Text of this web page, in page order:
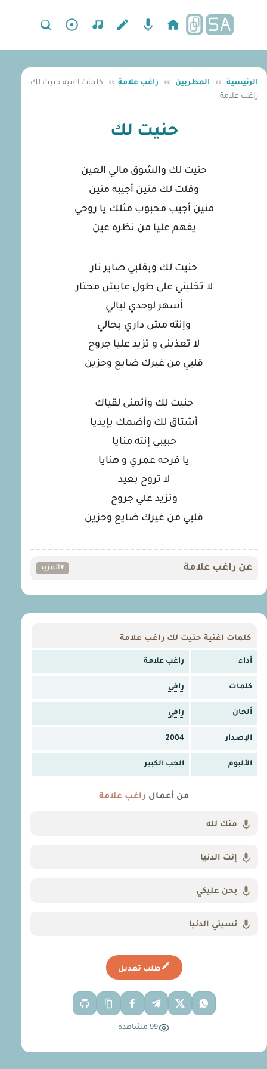
الرئيسية ›› المطربين ›› راغب علامة ››
كلمات اغنية حنيت لك
راغب علامة
حنيت لك
حنيت لك والشوق مالي العين
وقلت لك منين أجيبه منين
منين أجيب محبوب مثلك يا روحي
يفهم عليا من نظره عين
حنيت لك وبقلبي صاير نار
لا تخليني على طول عايش محتار
أسهر لوحدي ليالي
وإنته مش داري بحالي
لا تعذبني و تزيد عليا جروح
قلبي من غيرك ضايع وحزين
حنيت لك وأتمنى لقياك
أشتاق لك وأضمك بإيديا
حبيبي إنته منايا
يا فرحه عمري و هنايا
لا تروح بعيد
وتزيد علي جروح
قلبي من غيرك ضايع وحزين
عن راغب علامة ▾المزيد
كلمات اغنية حنيت لك راغب علامة
أداء راغب علامة
كلمات رافي
ألحان رافي
الإصدار 2004
الألبوم الحب الكبير
من أعمال راغب علامة
منك لله
إنت الدنيا
بحن عليكي
نسيني الدنيا
طلب تعديل
99 مشاهدة